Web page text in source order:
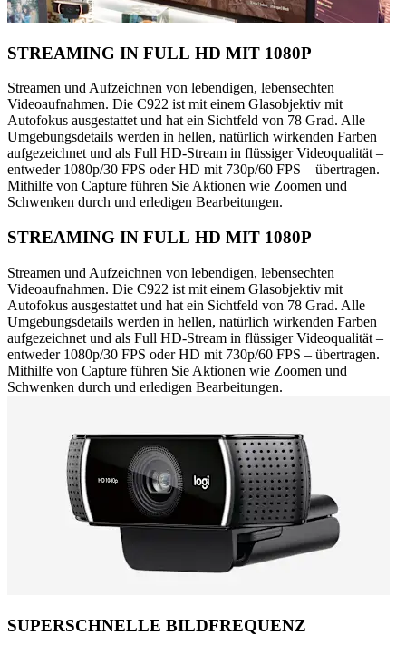
STREAMING IN FULL HD MIT 1080P
Streamen und Aufzeichnen von lebendigen, lebensechten
Videoaufnahmen. Die C922 ist mit einem Glasobjektiv mit
Autofokus ausgestattet und hat ein Sichtfeld von 78 Grad. Alle
Umgebungsdetails werden in hellen, natürlich wirkenden Farben
aufgezeichnet und als Full HD-Stream in flüssiger Videoqualität –
entweder 1080p/30 FPS oder HD mit 730p/60 FPS – übertragen.
Mithilfe von Capture führen Sie Aktionen wie Zoomen und
Schwenken durch und erledigen Bearbeitungen.
STREAMING IN FULL HD MIT 1080P
Streamen und Aufzeichnen von lebendigen, lebensechten
Videoaufnahmen. Die C922 ist mit einem Glasobjektiv mit
Autofokus ausgestattet und hat ein Sichtfeld von 78 Grad. Alle
Umgebungsdetails werden in hellen, natürlich wirkenden Farben
aufgezeichnet und als Full HD-Stream in flüssiger Videoqualität –
entweder 1080p/30 FPS oder HD mit 730p/60 FPS – übertragen.
Mithilfe von Capture führen Sie Aktionen wie Zoomen und
Schwenken durch und erledigen Bearbeitungen.
SUPERSCHNELLE BILDFREQUENZ